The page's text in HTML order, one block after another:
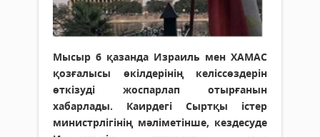
Мысыр 6 қазанда Израиль мен ХАМАС
қозғалысы өкілдерінің келіссөздерін
өткізуді жоспарлап отырғанын
хабарлады. Каирдегі Сыртқы істер
министрлігінің мәліметінше, кездесуде